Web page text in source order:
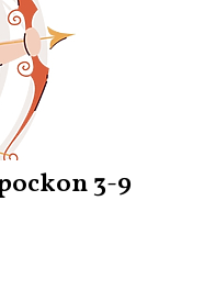
3-9